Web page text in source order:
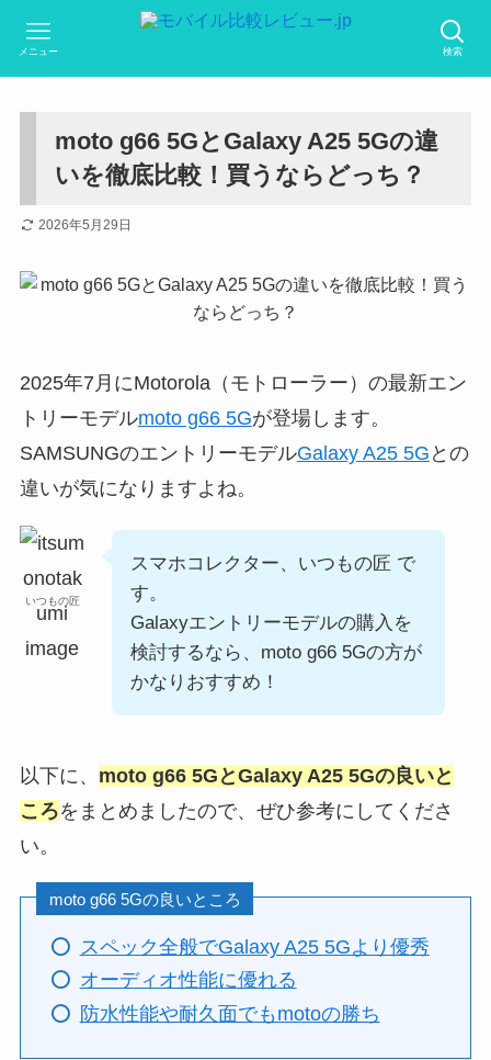
検索
メニュー
moto g66 5GとGalaxy A25 5Gの違
いを徹底比較！買うならどっち？
2026年5月29日
2025年7月にMotorola（モトローラー）の最新エン
トリーモデルmoto g66 5Gが登場します。
SAMSUNGのエントリーモデルGalaxy A25 5G との
違いが気になりますよね。
いつもの匠
スマホコレクター、いつもの匠 で
す。
Galaxyエントリーモデルの購入を
検討するなら、moto g66 5Gの方が
かなりおすすめ！
以下に、 moto g66 5G とGalaxy A25 5Gの良いと
ころをまとめましたので、ぜひ参考にしてくださ
い。
moto g66 5Gの良いところ
スペック全般でGalaxy A25 5Gより優秀
オーディオ性能に優れる
防水性能や耐久面でもmotoの勝ち